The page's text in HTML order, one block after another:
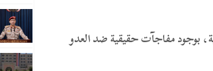
بوجود مفاجآت حقيقية ضد العدو